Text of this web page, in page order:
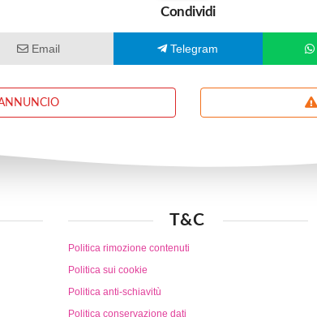
Condividi
Email Telegram
T&C
Politica rimozione contenuti
Politica sui cookie
Politica anti-schiavitù
Politica conservazione dati